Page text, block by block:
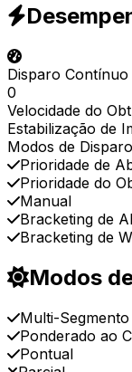
Disparo Contínuo
0
Velocidade do
Estabilização de
Modos de Disparo
Prioridade de
Prioridade do
Manual
Bracketing de
Bracketing de
Modos
Multi-Segmento
Ponderado ao
Pontual